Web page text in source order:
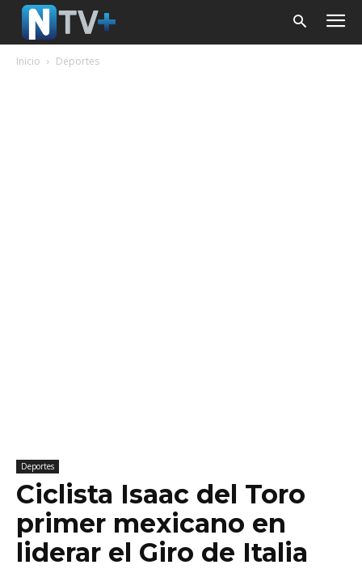
Inicio Deportes
Deportes
Ciclista Isaac del Toro
primer mexicano en
liderar el Giro de Italia